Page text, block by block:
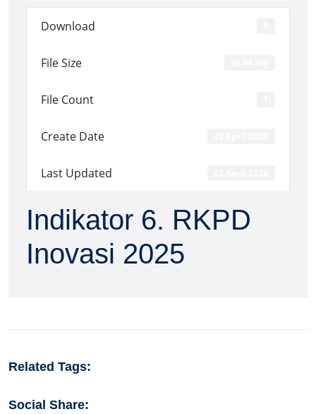
Download
File Size
File Count
Create Date
Last Updated
Indikator 6. RKPD
Inovasi 2025
Related Tags:
Social Share: